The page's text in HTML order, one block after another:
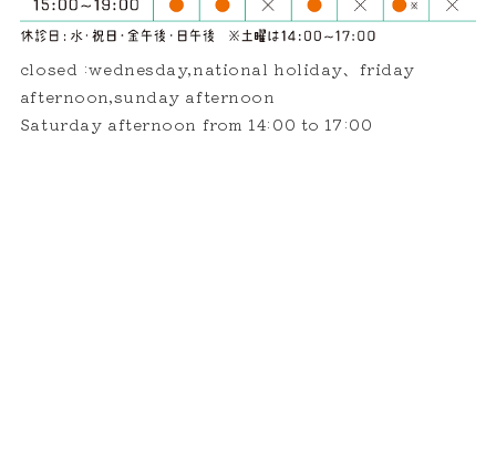
closed :wednesday,national holiday、friday
afternoon,sunday afternoon
Saturday afternoon from 14:00 to 17:00